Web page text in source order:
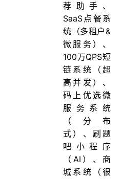
荐助手、
SaaS点餐系
统（多租户&
微服务）、
100万QPS短
链系统（超
高并发）、
码上优选微
服务系统
（分布
式）、刷题
吧小程序
（AI）、商
城系统（很